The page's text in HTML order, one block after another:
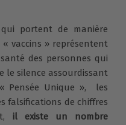
portent de manière
vaccins » représentent
des personnes qui
le silence assourdissant
Pensée Unique », les
falsifications de chiffres
il existe un nombre